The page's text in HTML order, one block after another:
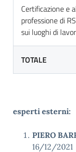
Certificazione e
professione di
sui luoghi di
TOTALE
esperti esterni:
PIERO
16/12/2021